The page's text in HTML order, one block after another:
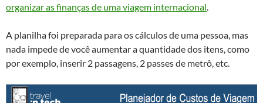
organizar as finanças de uma viagem internacional.
A planilha foi preparada para os cálculos de uma pessoa, mas
nada impede de você aumentar a quantidade dos itens, como
por exemplo, inserir 2 passagens, 2 passes de metrô, etc.